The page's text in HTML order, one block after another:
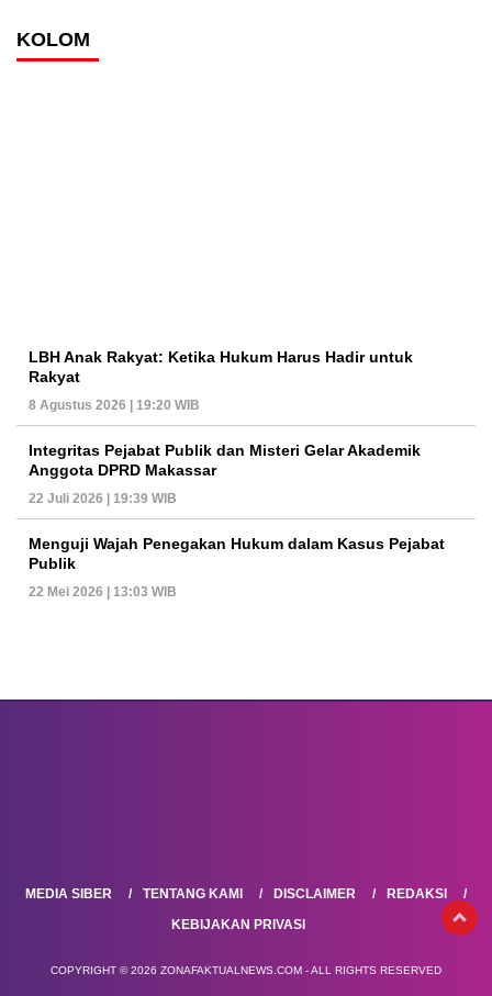
KOLOM
LBH Anak Rakyat: Ketika Hukum Harus Hadir untuk
Rakyat
8 Agustus 2026 | 19:20 WIB
Integritas Pejabat Publik dan Misteri Gelar Akademik
Anggota DPRD Makassar
22 Juli 2026 | 19:39 WIB
Menguji Wajah Penegakan Hukum dalam Kasus Pejabat
Publik
22 Mei 2026 | 13:03 WIB
MEDIA SIBER TENTANG KAMI DISCLAIMER
REDAKSI
KEBIJAKAN PRIVASI
COPYRIGHT © 2026 ZONAFAKTUALNEWS.COM - ALL RIGHTS RESERVED